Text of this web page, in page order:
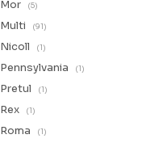
Mor (5)
Multi (91)
Nicoll (1)
Pennsylvania (1)
Pretul (1)
Rex (1)
Roma (1)